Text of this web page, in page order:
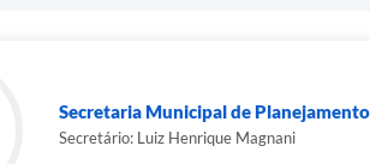
Secretaria Municipal de
Secretário: Luiz Henrique Magnani